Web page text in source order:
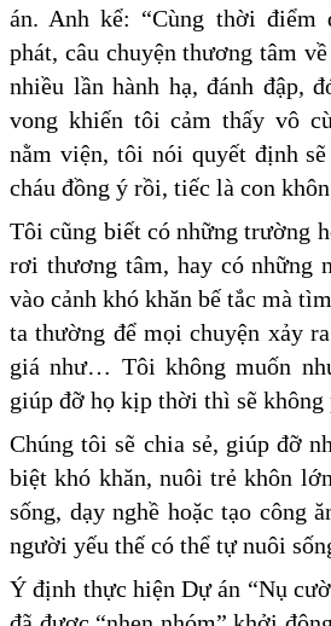
án. Anh kể: “Cùng thời điểm
phát, câu chuyện thương tâm
nhiều lần hành hạ, đánh đập,
vong khiến tôi cảm thấy vô
nằm viện, tôi nói quyết định
cháu đồng ý rồi, tiếc là con
Tôi cũng biết có những trường
rơi thương tâm, hay có những
vào cảnh khó khăn bế tắc mà
ta thường để mọi chuyện xảy
giá như… Tôi không muốn
giúp đỡ họ kịp thời thì sẽ
Chúng tôi sẽ chia sẻ, giúp đỡ
biệt khó khăn, nuôi trẻ khôn
sống, dạy nghề hoặc tạo công
người yếu thế có thể tự nuôi
Ý định thực hiện Dự án “Nụ